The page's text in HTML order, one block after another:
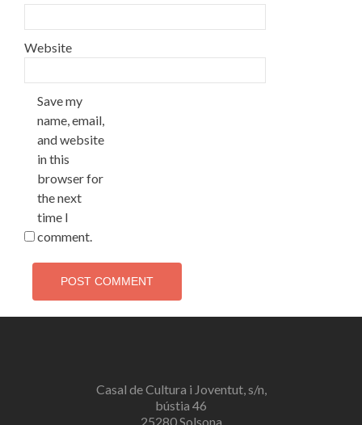
Website
Save my
name, email,
and website
in this
browser for
the next
time I
comment.
Casal de Cultura i Joventut, s/n,
bústia 46
25280 Solsona